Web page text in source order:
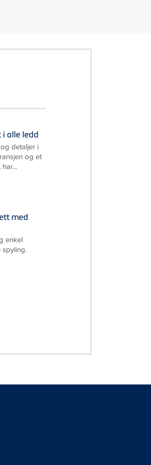
alle ledd
detaljer i
og et
med
enkel
spyling.